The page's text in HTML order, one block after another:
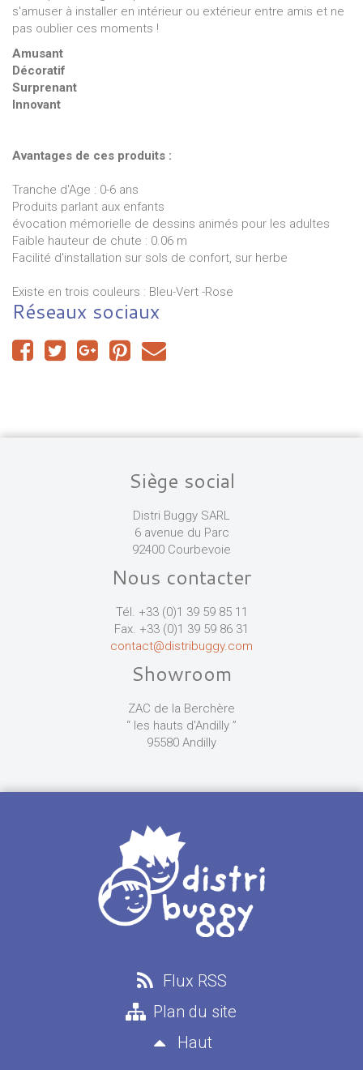
s'amuser à installer en intérieur ou extérieur entre amis et ne
pas oublier ces moments !
Amusant
Décoratif
Surprenant
Innovant
Avantages de ces produits :
Tranche d'Age : 0-6 ans
Produits parlant aux enfants
évocation mémorielle de dessins animés pour les adultes
Faible hauteur de chute : 0.06 m
Facilité d'installation sur sols de confort, sur herbe
Existe en trois couleurs : Bleu-Vert -Rose
Réseaux sociaux
Siège social
Distri Buggy SARL
6 avenue du Parc
92400 Courbevoie
Nous contacter
Tél. +33 (0)1 39 59 85 11
Fax. +33 (0)1 39 59 86 31
contact@distribuggy.com
Showroom
ZAC de la Berchère
“ les hauts d'Andilly ”
95580 Andilly
Flux RSS
Plan du site
Haut